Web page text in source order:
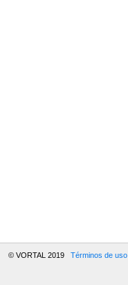
© VORTAL 2019 Términos de uso